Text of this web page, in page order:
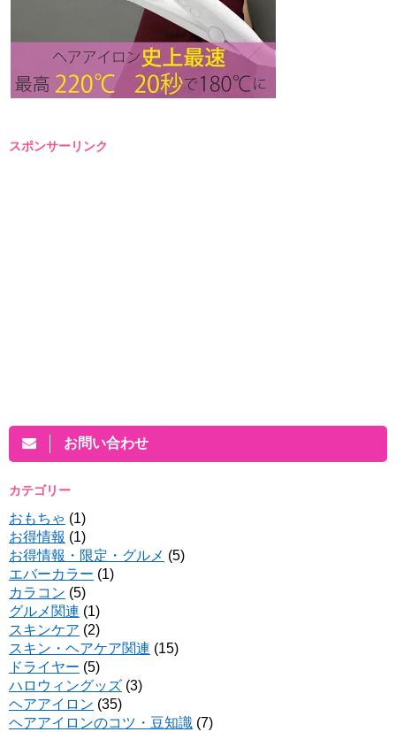
スポンサーリンク
お問い合わせ
カテゴリー
おもちゃ (1)
お得情報 (1)
お得情報・限定・グルメ (5)
エバーカラー (1)
カラコン (5)
グルメ関連 (1)
スキンケア (2)
スキン・ヘアケア関連 (15)
ドライヤー (5)
ハロウィングッズ (3)
ヘアアイロン (35)
ヘアアイロンのコツ・豆知識 (7)